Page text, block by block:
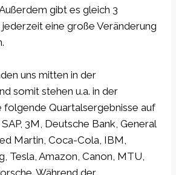
gibt es gleich 3
eine große Veränderung
uns mitten in der
somit stehen u.a. in der
folgende Quartalsergebnisse auf
3M, Deutsche Bank, General
Martin, Coca-Cola, IBM,
Tesla, Amazon, Canon, MTU,
Während der